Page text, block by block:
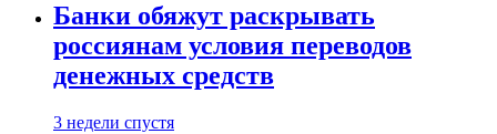
Банки обяжут раскрывать
россиянам условия переводов
денежных средств
3 недели спустя